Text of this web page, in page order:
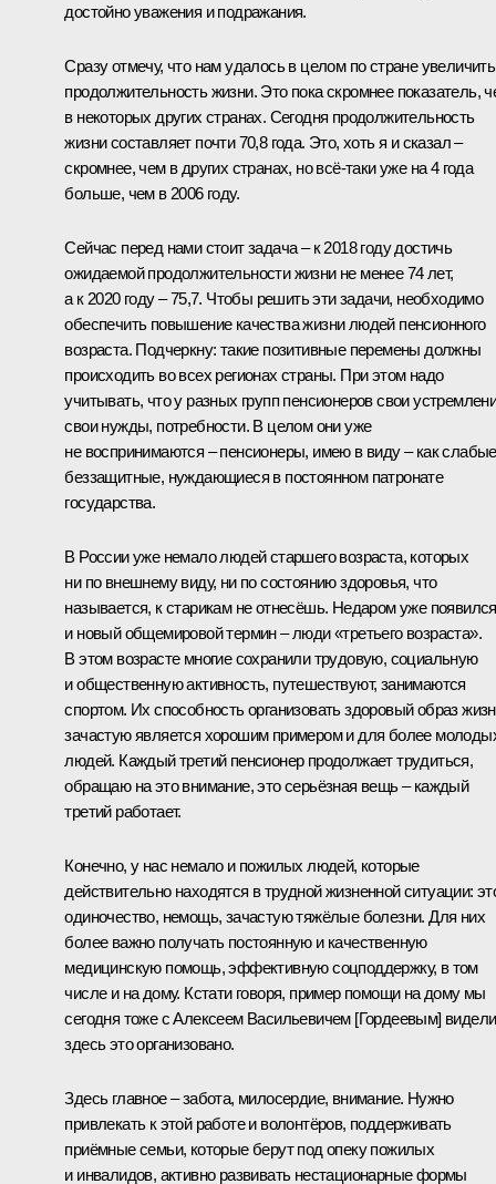
достойно уважения и подражания.
Сразу отмечу, что нам удалось в целом по стране увеличить
продолжительность жизни. Это пока скромнее показатель,
в некоторых других странах. Сегодня продолжительность
жизни составляет почти 70,8 года. Это, хоть я и сказал –
скромнее, чем в других странах, но всё‑таки уже на 4 года
больше, чем в 2006 году.
Сейчас перед нами стоит задача – к 2018 году достичь
ожидаемой продолжительности жизни не менее 74 лет,
а к 2020 году – 75,7. Чтобы решить эти задачи, необходимо
обеспечить повышение качества жизни людей пенсионного
возраста. Подчеркну: такие позитивные перемены должны
происходить во всех регионах страны. При этом надо
учитывать, что у разных групп пенсионеров свои
свои нужды, потребности. В целом они уже
не воспринимаются – пенсионеры, имею в виду – как
беззащитные, нуждающиеся в постоянном патронате
государства.
В России уже немало людей старшего возраста, которых
ни по внешнему виду, ни по состоянию здоровья, что
называется, к старикам не отнесёшь. Недаром уже появился
и новый общемировой термин – люди «третьего возраста».
В этом возрасте многие сохранили трудовую, социальную
и общественную активность, путешествуют, занимаются
спортом. Их способность организовать здоровый образ
зачастую является хорошим примером и для более
людей. Каждый третий пенсионер продолжает трудиться,
обращаю на это внимание, это серьёзная вещь – каждый
третий работает.
Конечно, у нас немало и пожилых людей, которые
действительно находятся в трудной жизненной ситуации:
одиночество, немощь, зачастую тяжёлые болезни. Для них
более важно получать постоянную и качественную
медицинскую помощь, эффективную соцподдержку, в том
числе и на дому. Кстати говоря, пример помощи на дому мы
сегодня тоже с Алексеем Васильевичем [Гордеевым]
здесь это организовано.
Здесь главное – забота, милосердие, внимание. Нужно
привлекать к этой работе и волонтёров, поддерживать
приёмные семьи, которые берут под опеку пожилых
и инвалидов, активно развивать нестационарные формы